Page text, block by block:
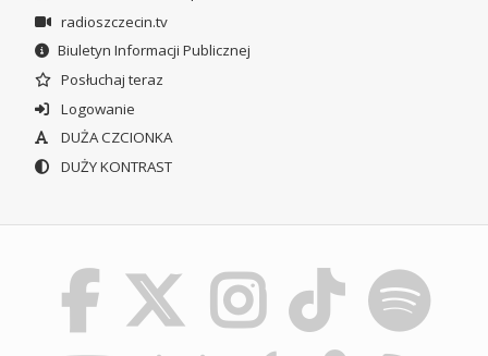
radioszczecin.tv
Biuletyn Informacji Publicznej
Posłuchaj teraz
Logowanie
DUŻA CZCIONKA
DUŻY KONTRAST